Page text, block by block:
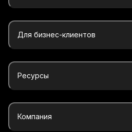
Для бизнес-клиентов
Ресурсы
Компания